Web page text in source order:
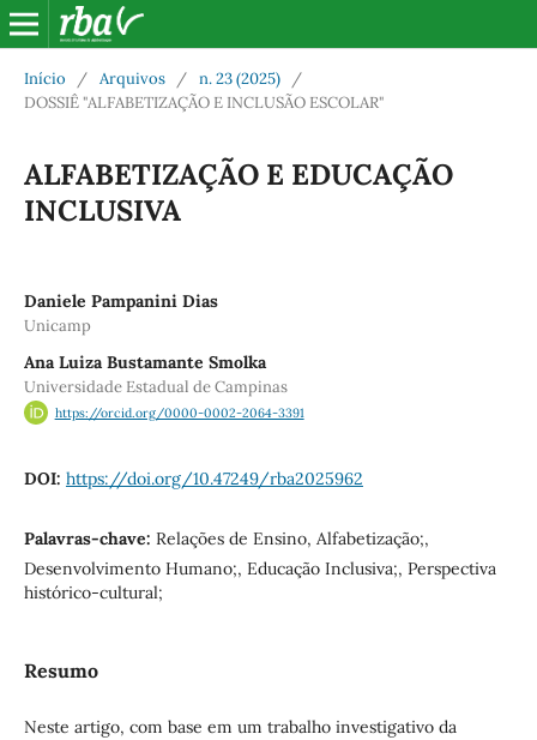
Início / Arquivos / n. 23 (2025)
/
DOSSIÊ "ALFABETIZAÇÃO E INCLUSÃO ESCOLAR"
ALFABETIZAÇÃO E EDUCAÇÃO
INCLUSIVA
Daniele Pampanini Dias
Unicamp
Ana Luiza Bustamante Smolka
Universidade Estadual de Campinas
https://orcid.org/0000-0002-2064-3391
DOI: https://doi.org/10.47249/rba2025962
Palavras-chave: Relações de Ensino, Alfabetização;,
Desenvolvimento Humano;, Educação Inclusiva;, Perspectiva
histórico-cultural;
Resumo
Neste artigo, com base em um trabalho investigativo da